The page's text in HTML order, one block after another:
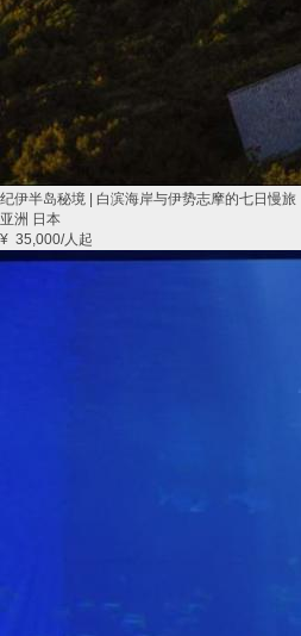
纪伊半岛秘境 | 白滨海岸与伊势志摩的七日慢旅
亚洲 日本
¥ 35,000/人起